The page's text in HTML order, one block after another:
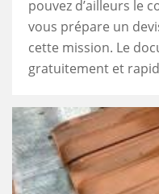
pouvez d’ailleurs le
vous prépare un
cette mission. Le
gratuitement et